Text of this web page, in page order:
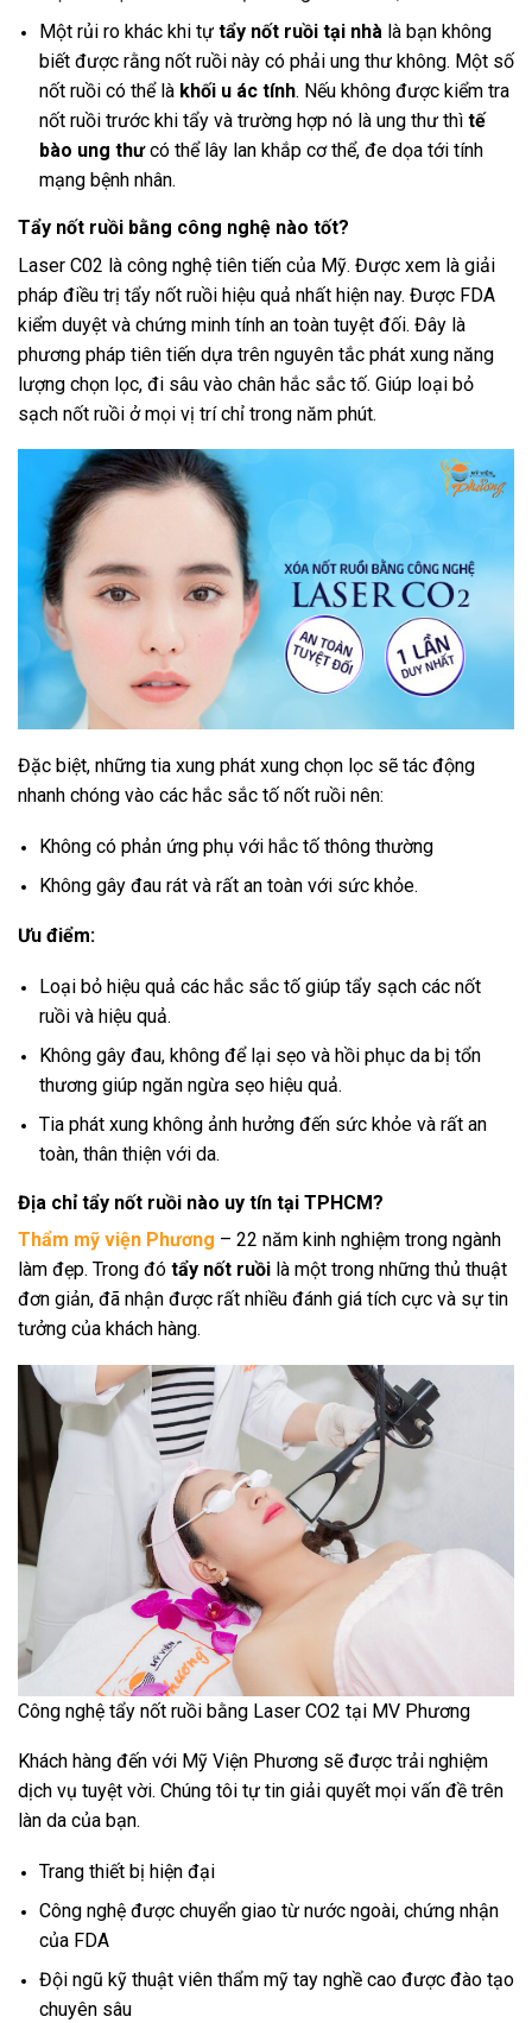
Một rủi ro khác khi tự tẩy nốt ruồi tại nhà là bạn không
biết được rằng nốt ruồi này có phải ung thư không. Một số
nốt ruồi có thể là khối u ác tính. Nếu không được kiểm tra
nốt ruồi trước khi tẩy và trường hợp nó là ung thư thì tế
bào ung thưcó thể lây lan khắp cơ thể, đe dọa tới tính
mạng bệnh nhân.
Tẩy nốt ruồi bằng công nghệ nào tốt?
Laser C02 là công nghệ tiên tiến của Mỹ. Được xem là giải
pháp điều trị tẩy nốt ruồi hiệu quả nhất hiện nay. Được FDA
kiểm duyệt và chứng minh tính an toàn tuyệt đối. Đây là
phương pháp tiên tiến dựa trên nguyên tắc phát xung năng
lượng chọn lọc, đi sâu vào chân hắc sắc tố. Giúp loại bỏ
sạch nốt ruồi ở mọi vị trí chỉ trong năm phút.
Đặc biệt, những tia xung phát xung chọn lọc sẽ tác động
nhanh chóng vào các hắc sắc tố nốt ruồi nên:
Không có phản ứng phụ với hắc tố thông thường
Không gây đau rát và rất an toàn với sức khỏe.
Ưu điểm:
Loại bỏ hiệu quả các hắc sắc tố giúp tẩy sạch các nốt
ruồi và hiệu quả.
Không gây đau, không để lại sẹo và hồi phục da bị tổn
thương giúp ngăn ngừa sẹo hiệu quả.
Tia phát xung không ảnh hưởng đến sức khỏe và rất an
toàn, thân thiện với da.
Địa chỉ tẩy nốt ruồi nào uy tín tại TPHCM?
Thẩm mỹ viện Phương – 22 năm kinh nghiệm trong ngành
làm đẹp. Trong đó tẩy nốt ruồi là một trong những thủ thuật
đơn giản, đã nhận được rất nhiều đánh giá tích cực và sự tin
tưởng của khách hàng.
Công nghệ tẩy nốt ruồi bằng Laser CO2 tại MV Phương
Khách hàng đến với Mỹ Viện Phương sẽ được trải nghiệm
dịch vụ tuyệt vời. Chúng tôi tự tin giải quyết mọi vấn đề trên
làn da của bạn.
Trang thiết bị hiện đại
Công nghệ được chuyển giao từ nước ngoài, chứng nhận
của FDA
Đội ngũ kỹ thuật viên thẩm mỹ tay nghề cao được đào tạo
chuyên sâu